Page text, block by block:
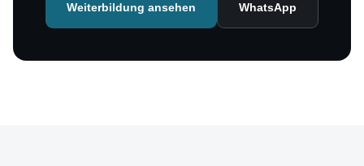
Weiterbildung ansehen WhatsApp